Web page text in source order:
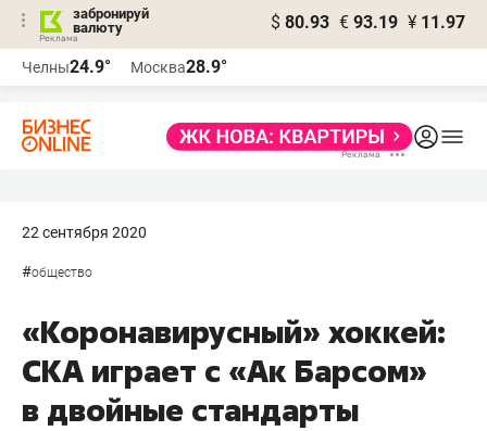
забронируй
валюту
$ 80.93 € 93.19 ¥ 11.97
Челны24.9° Москва28.9°
22 сентября 2020
#общество
«Коронавирусный» хоккей:
СКА играет с «Ак Барсом»
в двойные стандарты